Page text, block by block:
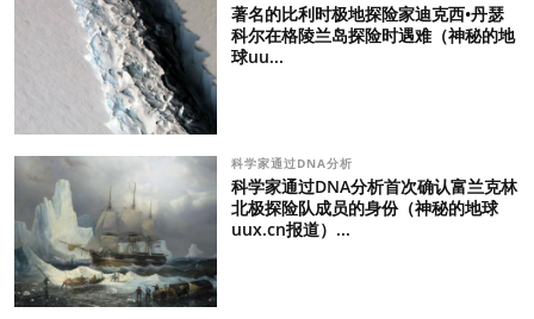
著名的比利时极地探险家迪克西•丹瑟
科尔在格陵兰岛探险时遇难（神秘的地
球uu...
科学家通过DNA分析
科学家通过DNA分析首次确认富兰克林
北极探险队成员的身份（神秘的地球
uux.cn报道）...